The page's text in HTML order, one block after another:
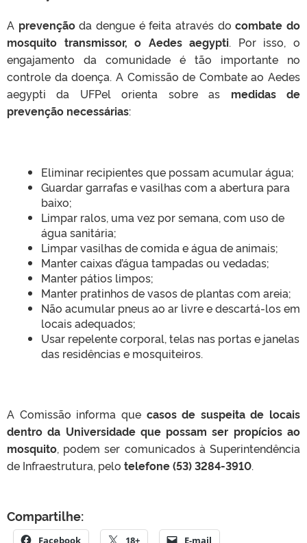
A prevençãoda dengue é feita através docombate do
mosquito transmissor, o Aedes aegypti. Por isso, o
engajamento da comunidade é tão importante no
controle da doença. A Comissão de Combate ao Aedes
aegypti da UFPel orienta sobre as medidas de
prevenção necessárias:
Eliminar recipientes que possam acumular água;
Guardar garrafas e vasilhas com a abertura para
baixo;
Limpar ralos, uma vez por semana, com uso de
água sanitária;
Limpar vasilhas de comida e água de animais;
Manter caixas d’água tampadas ou vedadas;
Manter pátios limpos;
Manter pratinhos de vasos de plantas com areia;
Não acumular pneus ao ar livre e descartá-los em
locais adequados;
Usar repelente corporal, telas nas portas e janelas
das residências e mosquiteiros.
A Comissão informa que casos de suspeita de locais
dentro da Universidade que possam ser propícios ao
mosquito, podem ser comunicados à Superintendência
de Infraestrutura, pelo telefone (53) 3284-3910.
Compartilhe:
Facebook 18+ E-mail